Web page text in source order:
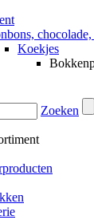
Koekjes
Zoeken